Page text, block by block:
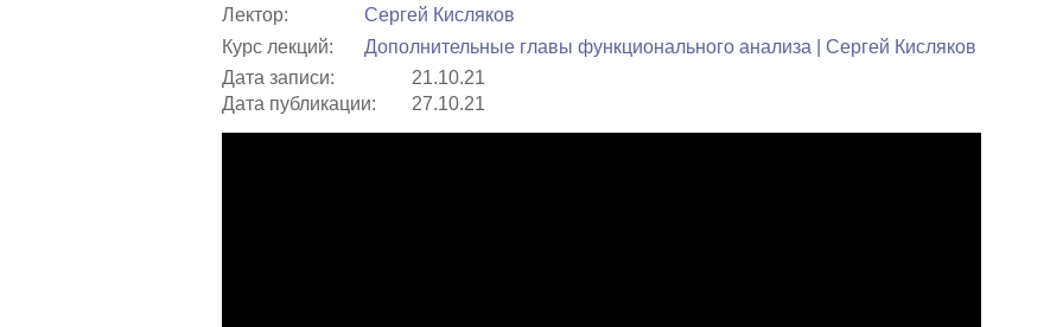
Лектор:
Сергей Кисляков
Курс лекций:
Дополнительные главы функционального анализа | Сергей Кисляков
Дата записи:
21.10.21
Дата публикации:
27.10.21